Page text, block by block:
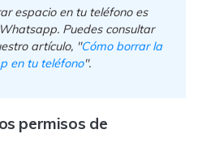
espacio en tu teléfono es
Puedes consultar
artículo, "Cómo borrar la
en tu teléfono".
permisos de